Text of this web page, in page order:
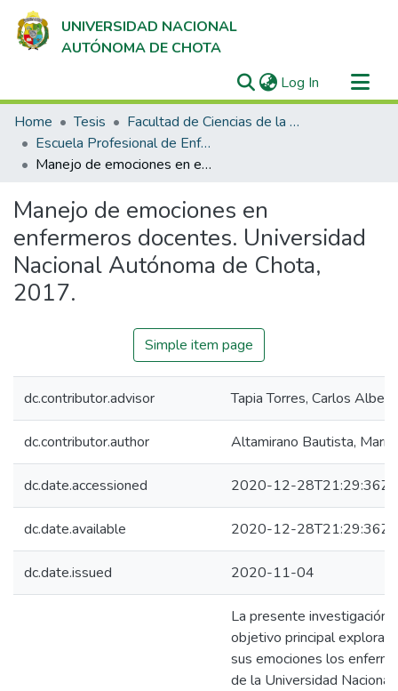
UNIVERSIDAD NACIONAL
AUTÓNOMA DE CHOTA
Log In (current)
Communities & Collections
All of DSpace
Statistics
Home Tesis
Facultad de Ciencias de la Salud
Escuela Profesional de Enfermería
Manejo de emociones en enfermeros docentes. Universidad Nacional Autónoma de Chota, 2017.
Manejo de emociones en
enfermeros docentes. Universidad
Nacional Autónoma de Chota,
2017.
Simple item page
dc.contributor.advisor Tapia Torres, Carlos
dc.contributor.author Altamirano Bautista,
dc.date.accessioned 2020-12-28T21:29:36Z
dc.date.available 2020-12-28T21:29:36Z
dc.date.issued 2020-11-04
La presente investigación
objetivo principal explorar
sus emociones los
de la Universidad